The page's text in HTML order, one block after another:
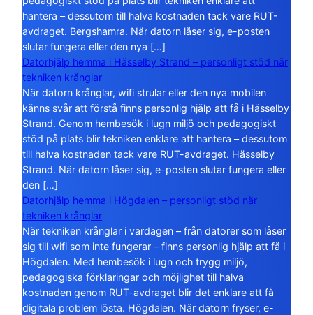
hantera – dessutom till halva kostnaden tack vare RUT-
avdraget. Bergshamra. När datorn låser sig, e-posten
slutar fungera eller den nya […]
Datorhjälp hemma i Hässelby Strand – personligt stöd när
tekniken krånglar
När datorn krånglar, wifi strular eller den nya mobilen
känns svår att förstå finns personlig hjälp att få i Hässelby
Strand. Genom hembesök i lugn miljö och pedagogiskt
stöd på plats blir tekniken enklare att hantera – dessutom
till halva kostnaden tack vare RUT-avdraget. Hässelby
Strand. När datorn låser sig, e-posten slutar fungera eller
den […]
Datorhjälp hemma i Högdalen – personligt stöd när
tekniken krånglar
När tekniken krånglar i vardagen – från datorer som låser
sig till wifi som inte fungerar – finns personlig hjälp att få i
Högdalen. Med hembesök i lugn och trygg miljö,
pedagogiska förklaringar och möjlighet till halva
kostnaden genom RUT-avdraget blir det enklare att få
digitala problem lösta. Högdalen. När datorn fryser, e-